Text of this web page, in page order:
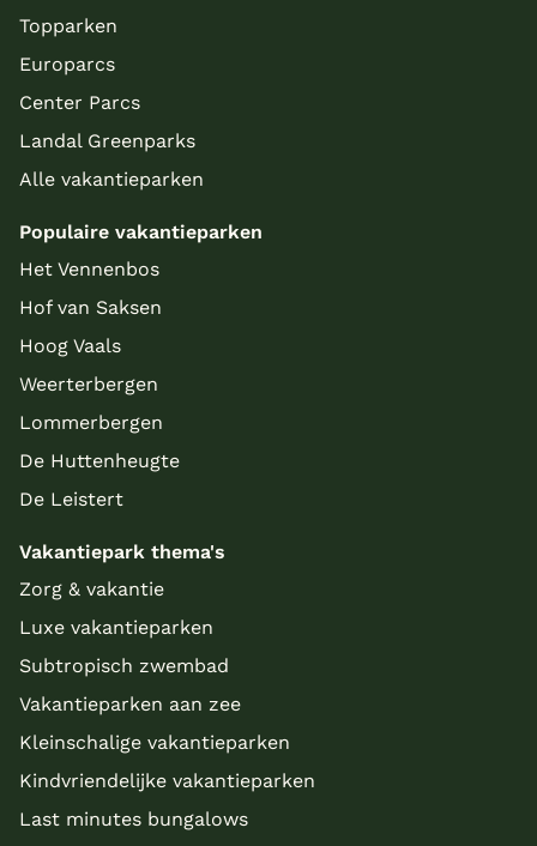
Topparken
Europarcs
Center Parcs
Landal Greenparks
Alle vakantieparken
Populaire vakantieparken
Het Vennenbos
Hof van Saksen
Hoog Vaals
Weerterbergen
Lommerbergen
De Huttenheugte
De Leistert
Vakantiepark thema's
Zorg & vakantie
Luxe vakantieparken
Subtropisch zwembad
Vakantieparken aan zee
Kleinschalige vakantieparken
Kindvriendelijke vakantieparken
Last minutes bungalows